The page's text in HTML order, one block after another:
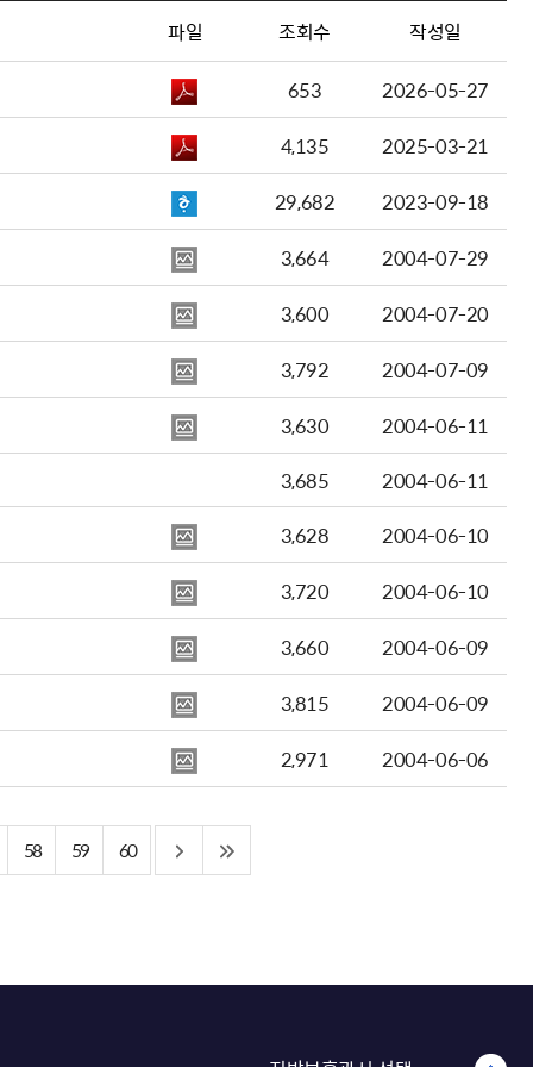
파일 조회수 작성일
653
2026-05-27
4,135
2025-03-21
29,682
2023-09-18
3,664
2004-07-29
3,600
2004-07-20
3,792
2004-07-09
3,630
2004-06-11
3,685
2004-06-11
3,628
2004-06-10
3,720
2004-06-10
3,660
2004-06-09
3,815
2004-06-09
2,971
2004-06-06
58 59 60